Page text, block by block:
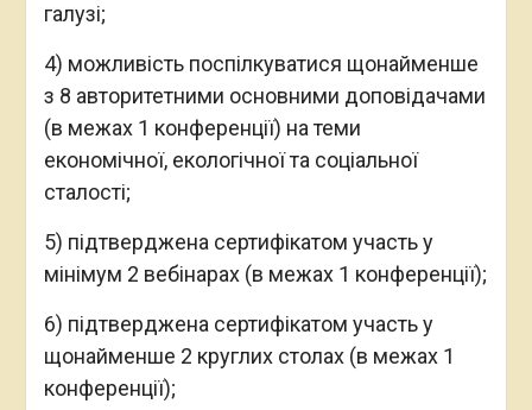
галузі;
4) можливість поспілкуватися щонайменше
з 8 авторитетними основними доповідачами
(в межах 1 конференції) на теми
економічної, екологічної та соціальної
сталості;
5) підтверджена сертифікатом участь у
мінімум 2 вебінарах (в межах 1 конференції);
6) підтверджена сертифікатом участь у
щонайменше 2 круглих столах (в межах 1
конференції);